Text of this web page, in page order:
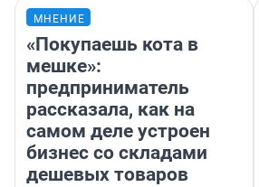
МНЕНИЕ
«Покупаешь кота в
мешке»:
предприниматель
рассказала, как на
самом деле устроен
бизнес со складами
дешевых товаров